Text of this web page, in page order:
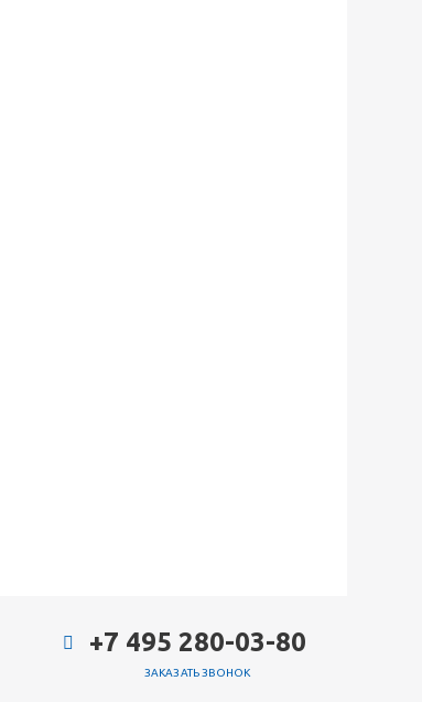
+7 495 280-03-80
ЗАКАЗАТЬ ЗВОНОК